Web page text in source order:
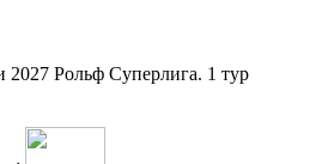
2027 Рольф Суперлига. 1 тур